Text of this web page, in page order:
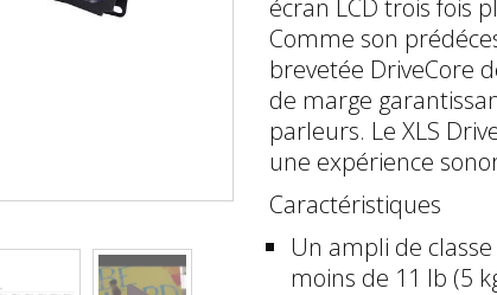
écran LCD trois fois
Comme son
brevetée DriveCore
de marge
parleurs. Le XLS
une expérience
Caractéristiques
Un ampli de
moins de 11 lb (5